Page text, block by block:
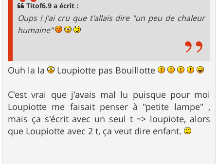
Titof6.9 a écrit :
Oups ! J'ai cru que t'allais dire "un peu de chaleur
humaine"
Ouh la la Loupiotte pas Bouillotte
C'est vrai que j'avais mal lu puisque pour moi
Loupiotte me faisait penser à "petite lampe" ,
mais ça s'écrit avec un seul t => loupiote, alors
que Loupiotte avec 2 t, ça veut dire enfant.